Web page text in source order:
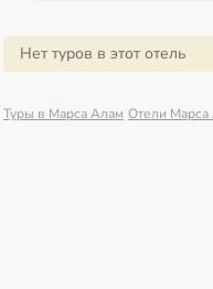
Нет туров в этот отель
Туры в Марса Алам Отели Марса